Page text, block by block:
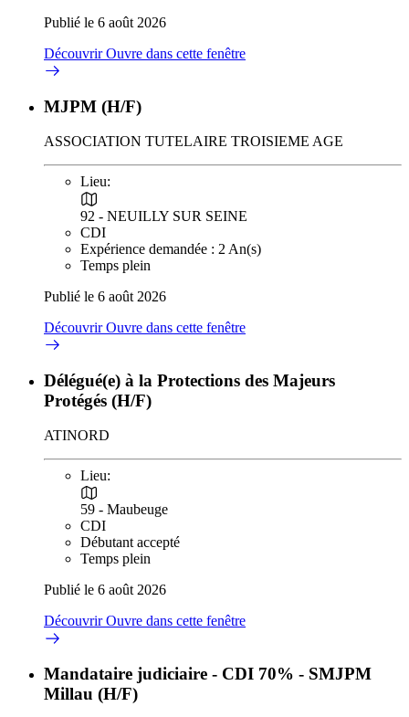
Publié le 6 août 2026
DécouvrirOuvre dans cette fenêtre
MJPM (H/F)
ASSOCIATION TUTELAIRE TROISIEME AGE
Lieu:
92 - NEUILLY SUR SEINE
CDI
Expérience demandée : 2 An(s)
Temps plein
Publié le 6 août 2026
DécouvrirOuvre dans cette fenêtre
Délégué(e) à la Protections des Majeurs
Protégés (H/F)
ATINORD
Lieu:
59 - Maubeuge
CDI
Débutant accepté
Temps plein
Publié le 6 août 2026
DécouvrirOuvre dans cette fenêtre
Mandataire judiciaire - CDI 70% - SMJPM
Millau (H/F)